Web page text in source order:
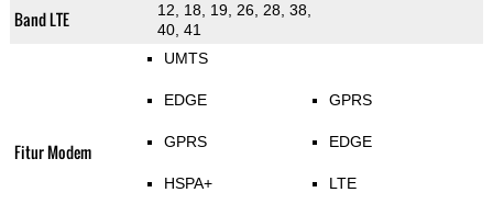
Band LTE
12, 18, 19, 26, 28, 38,
40, 41
Fitur Modem
UMTS
EDGE
GPRS
HSPA+
GPRS
EDGE
LTE